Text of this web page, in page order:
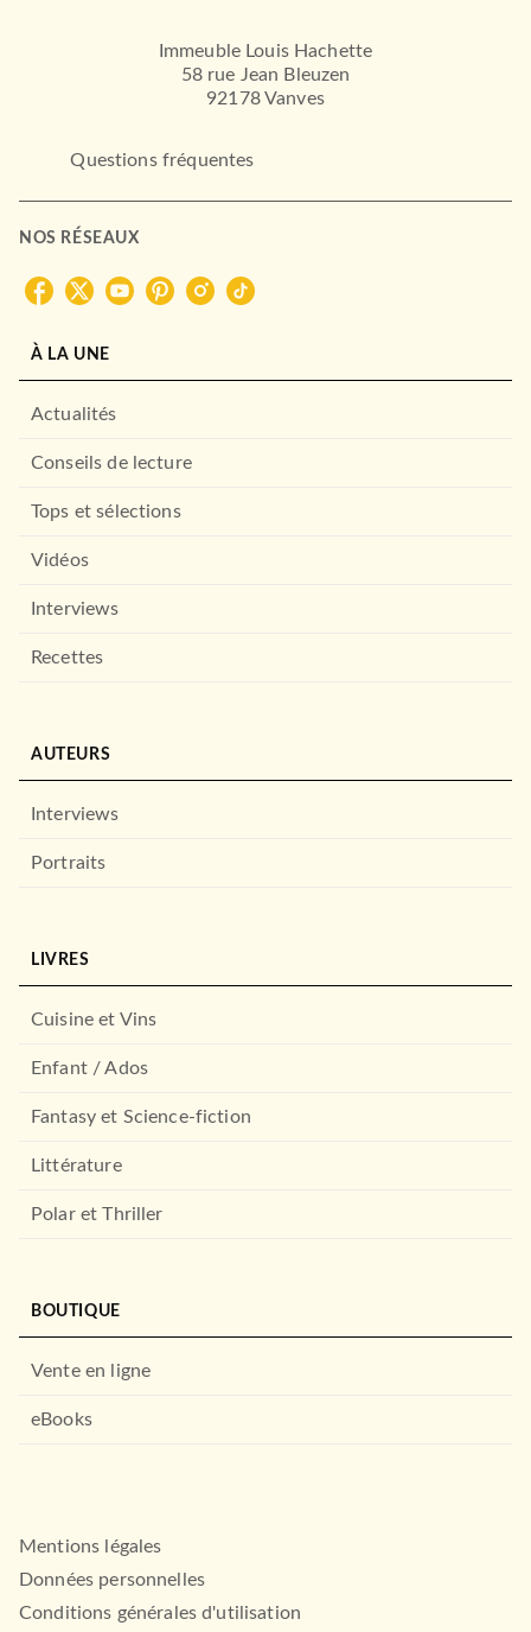
HACHETTE PRATIQUE
Mes jolies aquarelles faciles
DESSAIN ET TOLRA
Immeuble Louis Hachette
58 rue Jean Bleuzen
92178 Vanves
Questions fréquentes
NOS RÉSEAUX
À LA UNE
Actualités
Conseils de lecture
Tops et sélections
Vidéos
Interviews
Recettes
AUTEURS
Interviews
Portraits
LIVRES
Cuisine et Vins
Enfant / Ados
Fantasy et Science-fiction
Littérature
Polar et Thriller
BOUTIQUE
Vente en ligne
eBooks
Mentions légales
Données personnelles
Conditions générales d'utilisation